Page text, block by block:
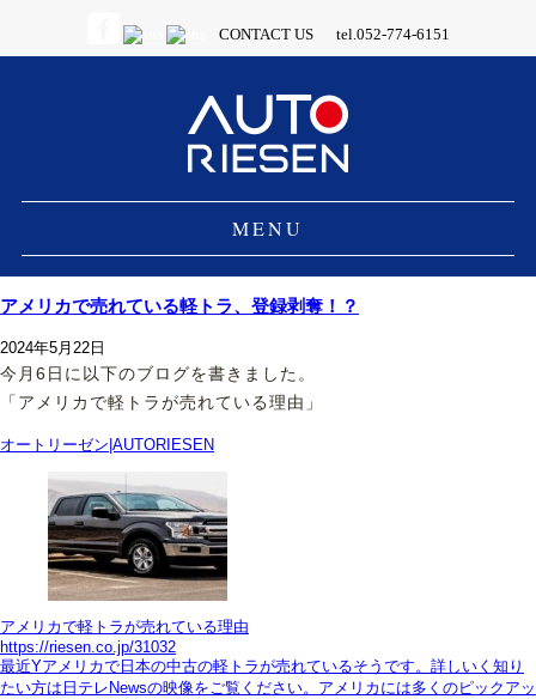
CONTACT US tel.052-774-6151
MENU
アメリカで売れている軽トラ、登録剥奪！？
2024年5月22日
今月6日に以下のブログを書きました。
「アメリカで軽トラが売れている理由」
オートリーゼン|AUTORIESEN
アメリカで軽トラが売れている理由
https://riesen.co.jp/31032
最近Yアメリカで日本の中古の軽トラが売れているそうです。詳しいく知り
たい方は日テレNewsの映像をご覧ください。アメリカには多くのピックアッ